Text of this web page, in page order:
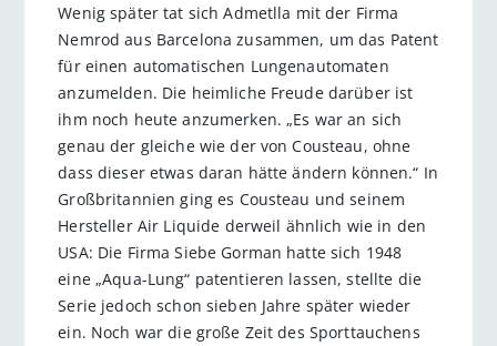
Wenig später tat sich Admetlla mit der Firma
Nemrod aus Barcelona zusammen, um das Patent
für einen automatischen Lungenautomaten
anzumelden. Die heimliche Freude darüber ist
ihm noch heute anzumerken. „Es war an sich
genau der gleiche wie der von Cousteau, ohne
dass dieser etwas daran hätte ändern können.“ In
Großbritannien ging es Cousteau und seinem
Hersteller Air Liquide derweil ähnlich wie in den
USA: Die Firma Siebe Gorman hatte sich 1948
eine „Aqua-Lung“ patentieren lassen, stellte die
Serie jedoch schon sieben Jahre später wieder
ein. Noch war die große Zeit des Sporttauchens